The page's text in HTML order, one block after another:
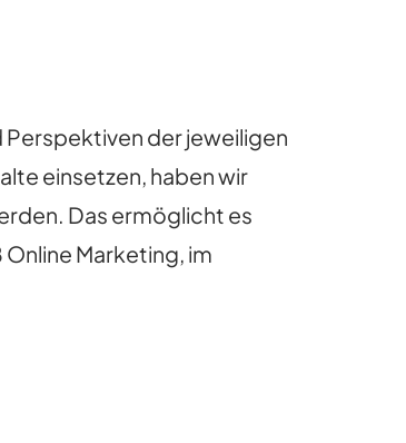
Perspektiven der jeweiligen
einsetzen, haben wir
Das ermöglicht es
Marketing, im